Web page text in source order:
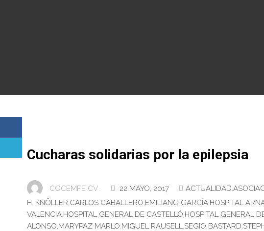
Cucharas solidarias por la epilepsia
COCEMFE CV . 22 MAYO, 2017 ACTUALIDAD,
H. KNÖLLER,CARLOS CABALLERO,EMILIANO GARCÍA,HOSPITAL
VALENCIA,HOSPITAL GENERAL DE CASTELLÓ,HOSPITAL GENERAL
ALONSO,MARYPAZ MARLO,MIGUEL RAUSELL,SEGIO BASTARD,